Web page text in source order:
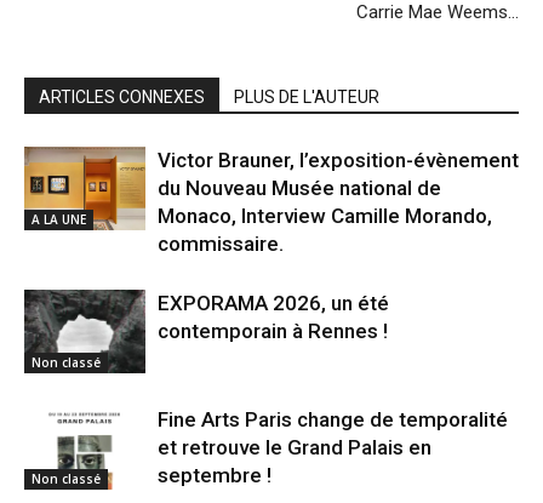
Carrie Mae Weems…
ARTICLES CONNEXES PLUS DE L'AUTEUR
A LA UNE
Victor Brauner, l’exposition-évènement
du Nouveau Musée national de
Monaco, Interview Camille Morando,
commissaire.
Non classé
EXPORAMA 2026, un été
contemporain à Rennes !
Non classé
Fine Arts Paris change de temporalité
et retrouve le Grand Palais en
septembre !